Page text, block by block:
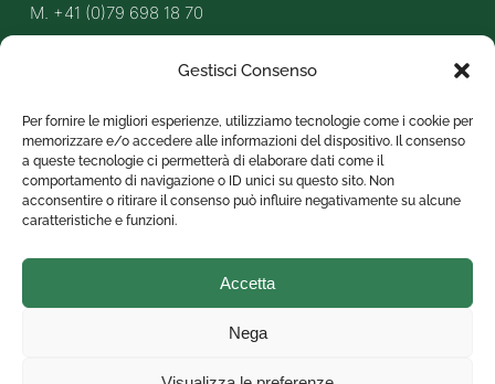
Gestisci Consenso
Per fornire le migliori esperienze, utilizziamo tecnologie come i cookie per
memorizzare e/o accedere alle informazioni del dispositivo. Il consenso
a queste tecnologie ci permetterà di elaborare dati come il
comportamento di navigazione o ID unici su questo sito. Non
acconsentire o ritirare il consenso può influire negativamente su alcune
caratteristiche e funzioni.
Accetta
Nega
M. +41 (0)79 698 18 70
info@profor-sa.ch
ORARI APERTURA